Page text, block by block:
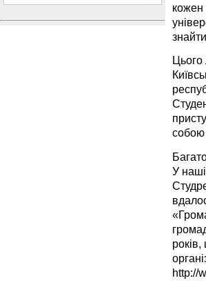
кожен
собою
У
http://